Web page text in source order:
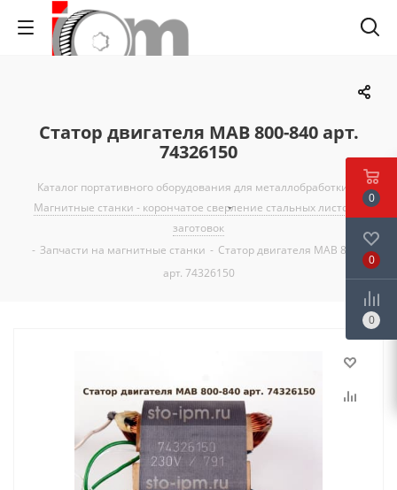
Статор двигателя MAB 800-840 арт.
74326150
Каталог портативного оборудования для металлобработки
Магнитные станки - корончатое сверление стальных листов и
заготовок
- Запчасти на магнитные станки - Статор двигателя MAB 800-840
арт. 74326150
0
0
0